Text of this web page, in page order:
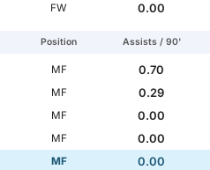
FW 0.00
Position Assists / 90'
MF
0.70
MF
0.29
MF
0.00
MF
0.00
MF
0.00